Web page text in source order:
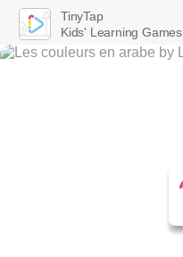
TinyTap
Kids' Learning Games